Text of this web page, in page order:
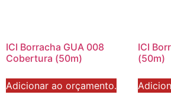
ICI Borracha GUA 008
Cobertura (50m)
Adicionar ao orçamento.
ICI
(50m)